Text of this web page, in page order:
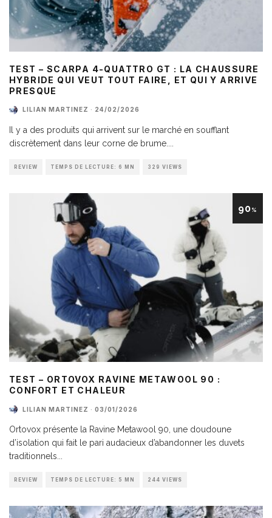
TEST – SCARPA 4-QUATTRO GT : LA CHAUSSURE
HYBRIDE QUI VEUT TOUT FAIRE, ET QUI Y ARRIVE
PRESQUE
LILIAN MARTINEZ · 24/02/2026
Il y a des produits qui arrivent sur le marché en soufflant
discrètement dans leur corne de brume.
REVIEW TEMPS DE LECTURE: 6 MN 329 VIEWS
90%
TEST – ORTOVOX RAVINE METAWOOL 90 :
CONFORT ET CHALEUR
LILIAN MARTINEZ · 03/01/2026
Ortovox présente la Ravine Metawool 90, une doudoune
d’isolation qui fait le pari audacieux d’abandonner les duvets
traditionnels...
REVIEW TEMPS DE LECTURE: 5 MN 244 VIEWS